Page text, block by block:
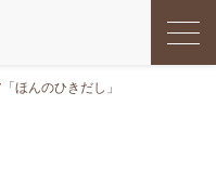
ほんのひきだし」